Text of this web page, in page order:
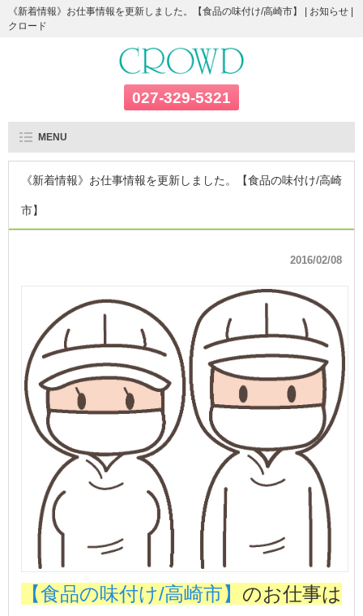
《新着情報》お仕事情報を更新しました。【食品の味付け/高崎市】 | お知らせ |
クロード
027-329-5321
MENU
《新着情報》お仕事情報を更新しました。【食品の味付け/高崎
市】
2016/02/08
【食品の味付け/高崎市】 のお仕事は